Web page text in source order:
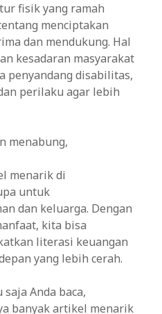
fisik yang ramah
menciptakan
dan mendukung. Hal
kesadaran masyarakat
penyandang disabilitas,
perilaku agar lebih
menabung,
menarik di
untuk
dan keluarga. Dengan
kita bisa
literasi keuangan
yang lebih cerah.
Anda baca,
banyak artikel menarik